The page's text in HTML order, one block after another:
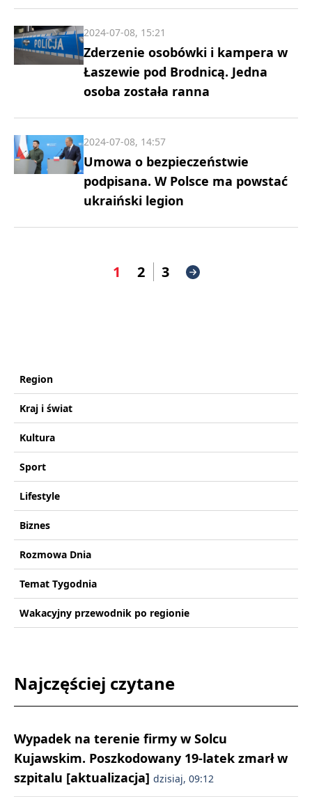
Zderzenie osobówki i kampera w
Łaszewie pod Brodnicą. Jedna
osoba została ranna
2024-07-08, 15:21
Umowa o bezpieczeństwie
podpisana. W Polsce ma powstać
ukraiński legion
2024-07-08, 14:57
1 2 3
Region
Kraj i świat
Kultura
Sport
Lifestyle
Biznes
Rozmowa Dnia
Temat Tygodnia
Wakacyjny przewodnik po regionie
Najczęściej czytane
Wypadek na terenie firmy w Solcu
Kujawskim. Poszkodowany 19-latek zmarł w
szpitalu [aktualizacja] dzisiaj, 09:12